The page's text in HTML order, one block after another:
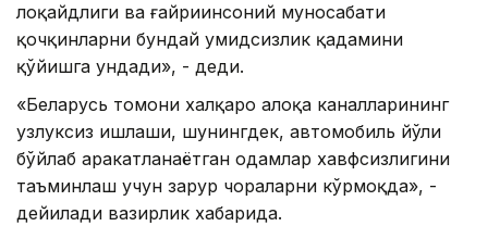
лоқайдлиги ва ғайриинсоний муносабати
қочқинларни бундай умидсизлик қадамини
қўйишга ундади», - деди.
«Беларусь томони халқаро алоқа каналларининг
узлуксиз ишлаши, шунингдек, автомобиль йўли
бўйлаб ҳаракатланаётган одамлар хавфсизлигини
таъминлаш учун зарур чораларни кўрмоқда», -
дейилади вазирлик хабарида.